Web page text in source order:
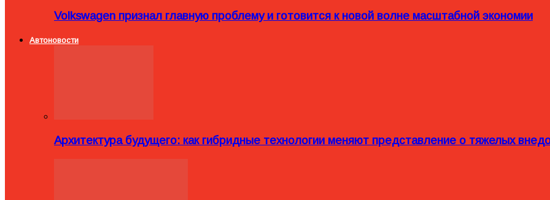
Volkswagen признал главную проблему и готовится к новой волне масштабной экономии
Автоновости
Архитектура будущего: как гибридные технологии меняют представление о тяжелых